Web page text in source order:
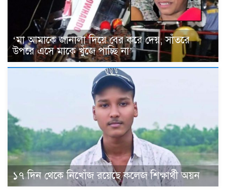
‘মা আমাকে জানালা দিয়ে বের করে দেয়, সাঁতরে
উপরে এসে মাকে খুঁজে পাচ্ছি না’
১৭ দিন থেকে নিখোঁজ রয়েছে কলেজ শিক্ষার্থী অয়ন